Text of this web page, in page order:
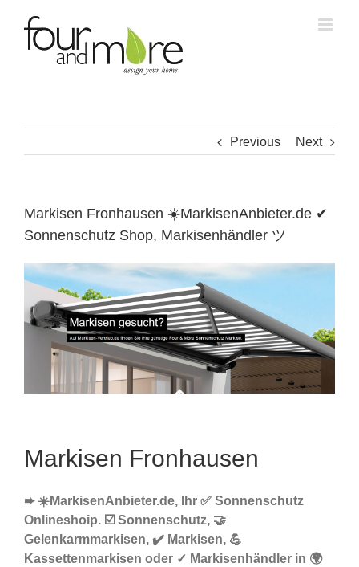
content
Previous Next
Markisen Fronhausen ☀️MarkisenAnbieter.de ✔
Sonnenschutz Shop, Markisenhändler ツ
Markisen Fronhausen
➨ ☀️MarkisenAnbieter.de, Ihr ✅ Sonnenschutz
Onlineshoip. ☑️ Sonnenschutz, 🤝
Gelenkarmmarkisen, ✔️ Markisen, 💪
Kassettenmarkisen oder ✓ Markisenhändler in 🌍